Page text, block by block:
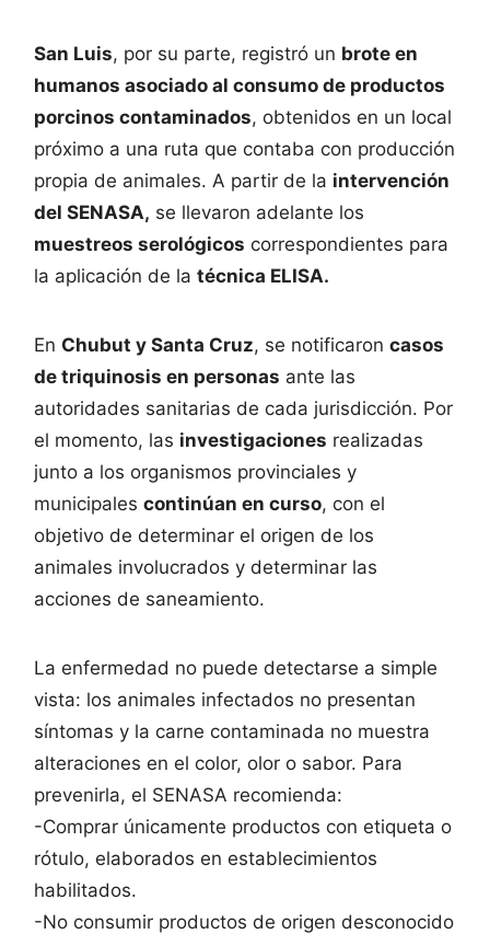
San Luis, por su parte, registró un brote en
humanos asociado al consumo de productos
porcinos contaminados, obtenidos en un local
próximo a una ruta que contaba con producción
propia de animales. A partir de la intervención
del SENASA, se llevaron adelante los
muestreos serológicos correspondientes para
la aplicación de la técnica ELISA.
En Chubut y Santa Cruz, se notificaron casos
de triquinosis en personas ante las
autoridades sanitarias de cada jurisdicción. Por
el momento, las investigaciones realizadas
junto a los organismos provinciales y
municipales continúan en curso, con el
objetivo de determinar el origen de los
animales involucrados y determinar las
acciones de saneamiento.
La enfermedad no puede detectarse a simple
vista: los animales infectados no presentan
síntomas y la carne contaminada no muestra
alteraciones en el color, olor o sabor. Para
prevenirla, el SENASA recomienda:
-Comprar únicamente productos con etiqueta o
rótulo, elaborados en establecimientos
habilitados.
-No consumir productos de origen desconocido